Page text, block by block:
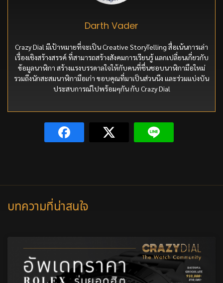
Darth Vader
Crazy Dial มีเป้าหมายที่จะเป็น Creative StoryTelling สื่อเน้นการเล่า
เรื่องเชิงสร้างสรรค์ ที่สามารถสร้างสังคมการเรียนรู้ แลกเปลี่ยนเกี่ยวกับ
ข้อมูลนาฬิกา สร้างแรงบรรดาลใจให้กับคนที่ชื่นชอบนาฬิกามือใหม่
รวมถึงนักสะสมนาฬิกามือเก่า ขอบคุณที่มาเป็นส่วนนึง และร่วมแบ่งบัน
ประสบการณ์ไปพร้อมๆกัน กับ Crazy Dial
บทความที่น่าสนใจ